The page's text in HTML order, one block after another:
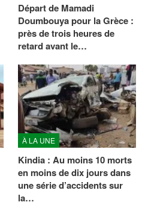
Départ de Mamadi
Doumbouya pour la Grèce :
près de trois heures de
retard avant le…
À LA UNE
Kindia : Au moins 10 morts
en moins de dix jours dans
une série d’accidents sur
la…